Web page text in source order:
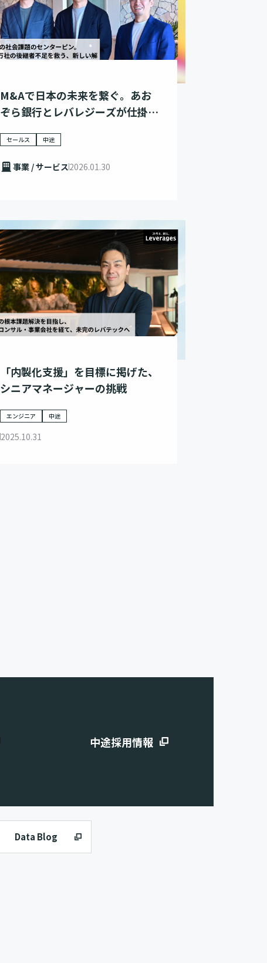
M&Aで日本の未来を繋ぐ。あお
ぞら銀行とレバレジーズが仕掛け
セールス 中途
事業 / サービス2026.01.30
「内製化支援」を目標に掲げた、
シニアマネージャーの挑戦
エンジニア 中途
2025.10.31
中途採用情報
Data Blog